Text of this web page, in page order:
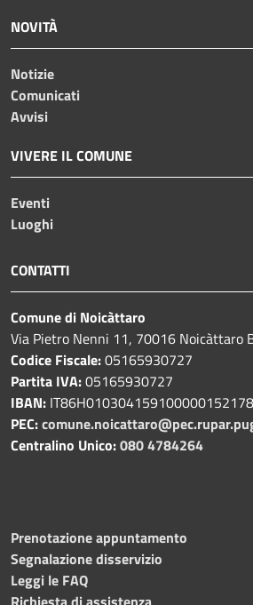
NOVITÀ
Notizie
Comunicati
Avvisi
VIVERE IL COMUNE
Eventi
Luoghi
CONTATTI
Comune di Noicàttaro
Via Pietro Nenni 11, 70016 Noicàttaro
Codice Fiscale:05165930727
Partita IVA:05165930727
IBAN:
PEC:
Centralino Unico:080 4784264
Prenotazione appuntamento
Segnalazione disservizio
Leggi le FAQ